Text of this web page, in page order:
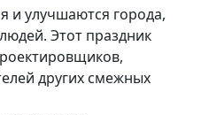
и улучшаются города,
Этот праздник
других смежных